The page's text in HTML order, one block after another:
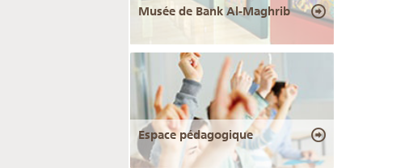
Musée de Bank Al-Maghrib
Espace pédagogique